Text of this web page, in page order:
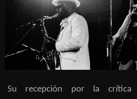
Su recepción por la crítica